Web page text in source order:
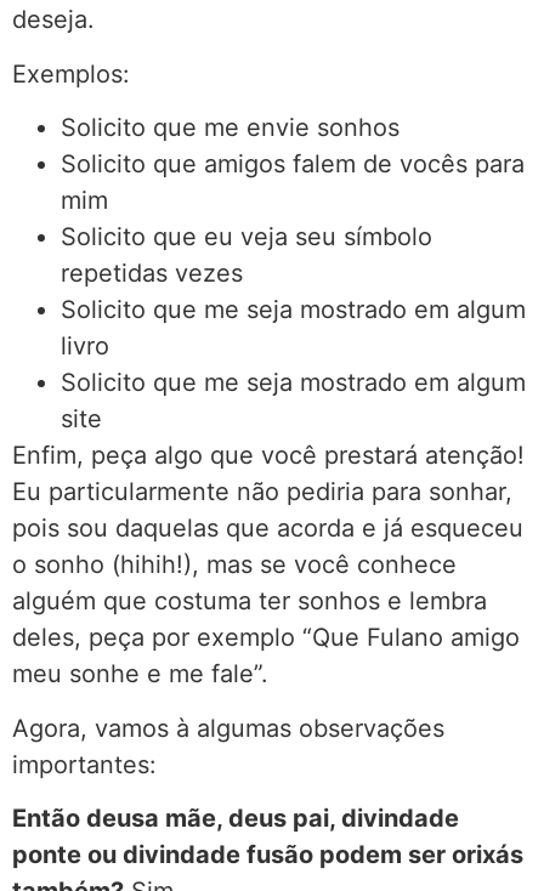
deseja.
Exemplos:
Solicito que me envie sonhos
Solicito que amigos falem de vocês para
mim
Solicito que eu veja seu símbolo
repetidas vezes
Solicito que me seja mostrado em algum
livro
Solicito que me seja mostrado em algum
site
Enfim, peça algo que você prestará atenção!
Eu particularmente não pediria para sonhar,
pois sou daquelas que acorda e já esqueceu
o sonho (hihih!), mas se você conhece
alguém que costuma ter sonhos e lembra
deles, peça por exemplo “Que Fulano amigo
meu sonhe e me fale”.
Agora, vamos à algumas observações
importantes:
Então deusa mãe, deus pai, divindade
ponte ou divindade fusão podem ser orixás